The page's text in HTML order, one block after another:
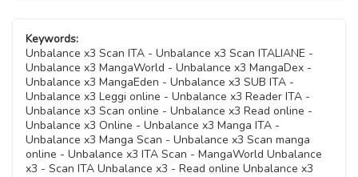
Keywords:
Unbalance x3 Scan ITA - Unbalance x3 Scan ITALIANE -
Unbalance x3 MangaWorld - Unbalance x3 MangaDex -
Unbalance x3 MangaEden - Unbalance x3 SUB ITA -
Unbalance x3 Leggi online - Unbalance x3 Reader ITA -
Unbalance x3 Scan online - Unbalance x3 Read online -
Unbalance x3 Online - Unbalance x3 Manga ITA -
Unbalance x3 Manga Scan - Unbalance x3 Scan manga
online - Unbalance x3 ITA Scan - MangaWorld Unbalance
x3 - Scan ITA Unbalance x3 - Read online Unbalance x3